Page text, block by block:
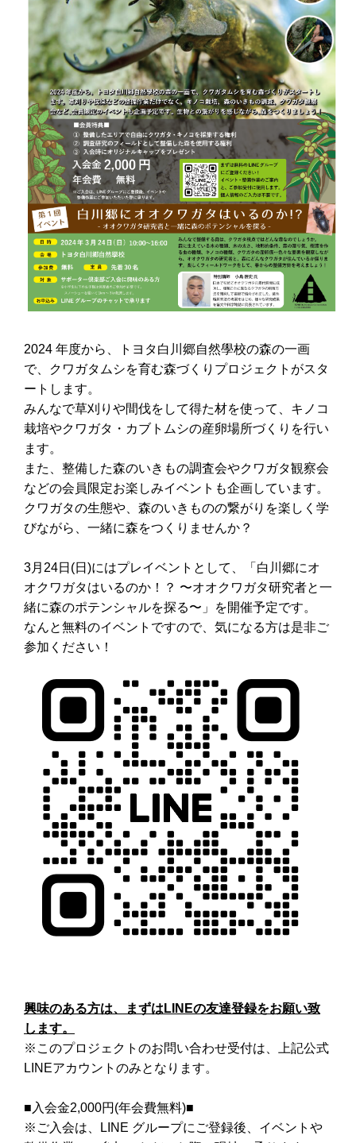
2024 年度から、トヨタ白川郷自然學校の森の一画
で、クワガタムシを育む森づくりプロジェクトがスタ
ートします。
みんなで草刈りや間伐をして得た材を使って、キノコ
栽培やクワガタ・カブトムシの産卵場所づくりを行い
ます。
また、整備した森のいきもの調査会やクワガタ観察会
などの会員限定お楽しみイベントも企画しています。
クワガタの生態や、森のいきものの繋がりを楽しく学
びながら、一緒に森をつくりませんか？
3月24日(日)にはプレイベントとして、「白川郷にオ
オクワガタはいるのか！？ 〜オオクワガタ研究者と一
緒に森のポテンシャルを探る〜」を開催予定です。
なんと無料のイベントですので、気になる方は是非ご
参加ください！
興味のある方は、まずはLINEの友達登録をお願い致
します。
※このプロジェクトのお問い合わせ受付は、上記公式
LINEアカウントのみとなります。
■入会金2,000円(年会費無料)■
※ご入会は、LINE グループにご登録後、イベントや